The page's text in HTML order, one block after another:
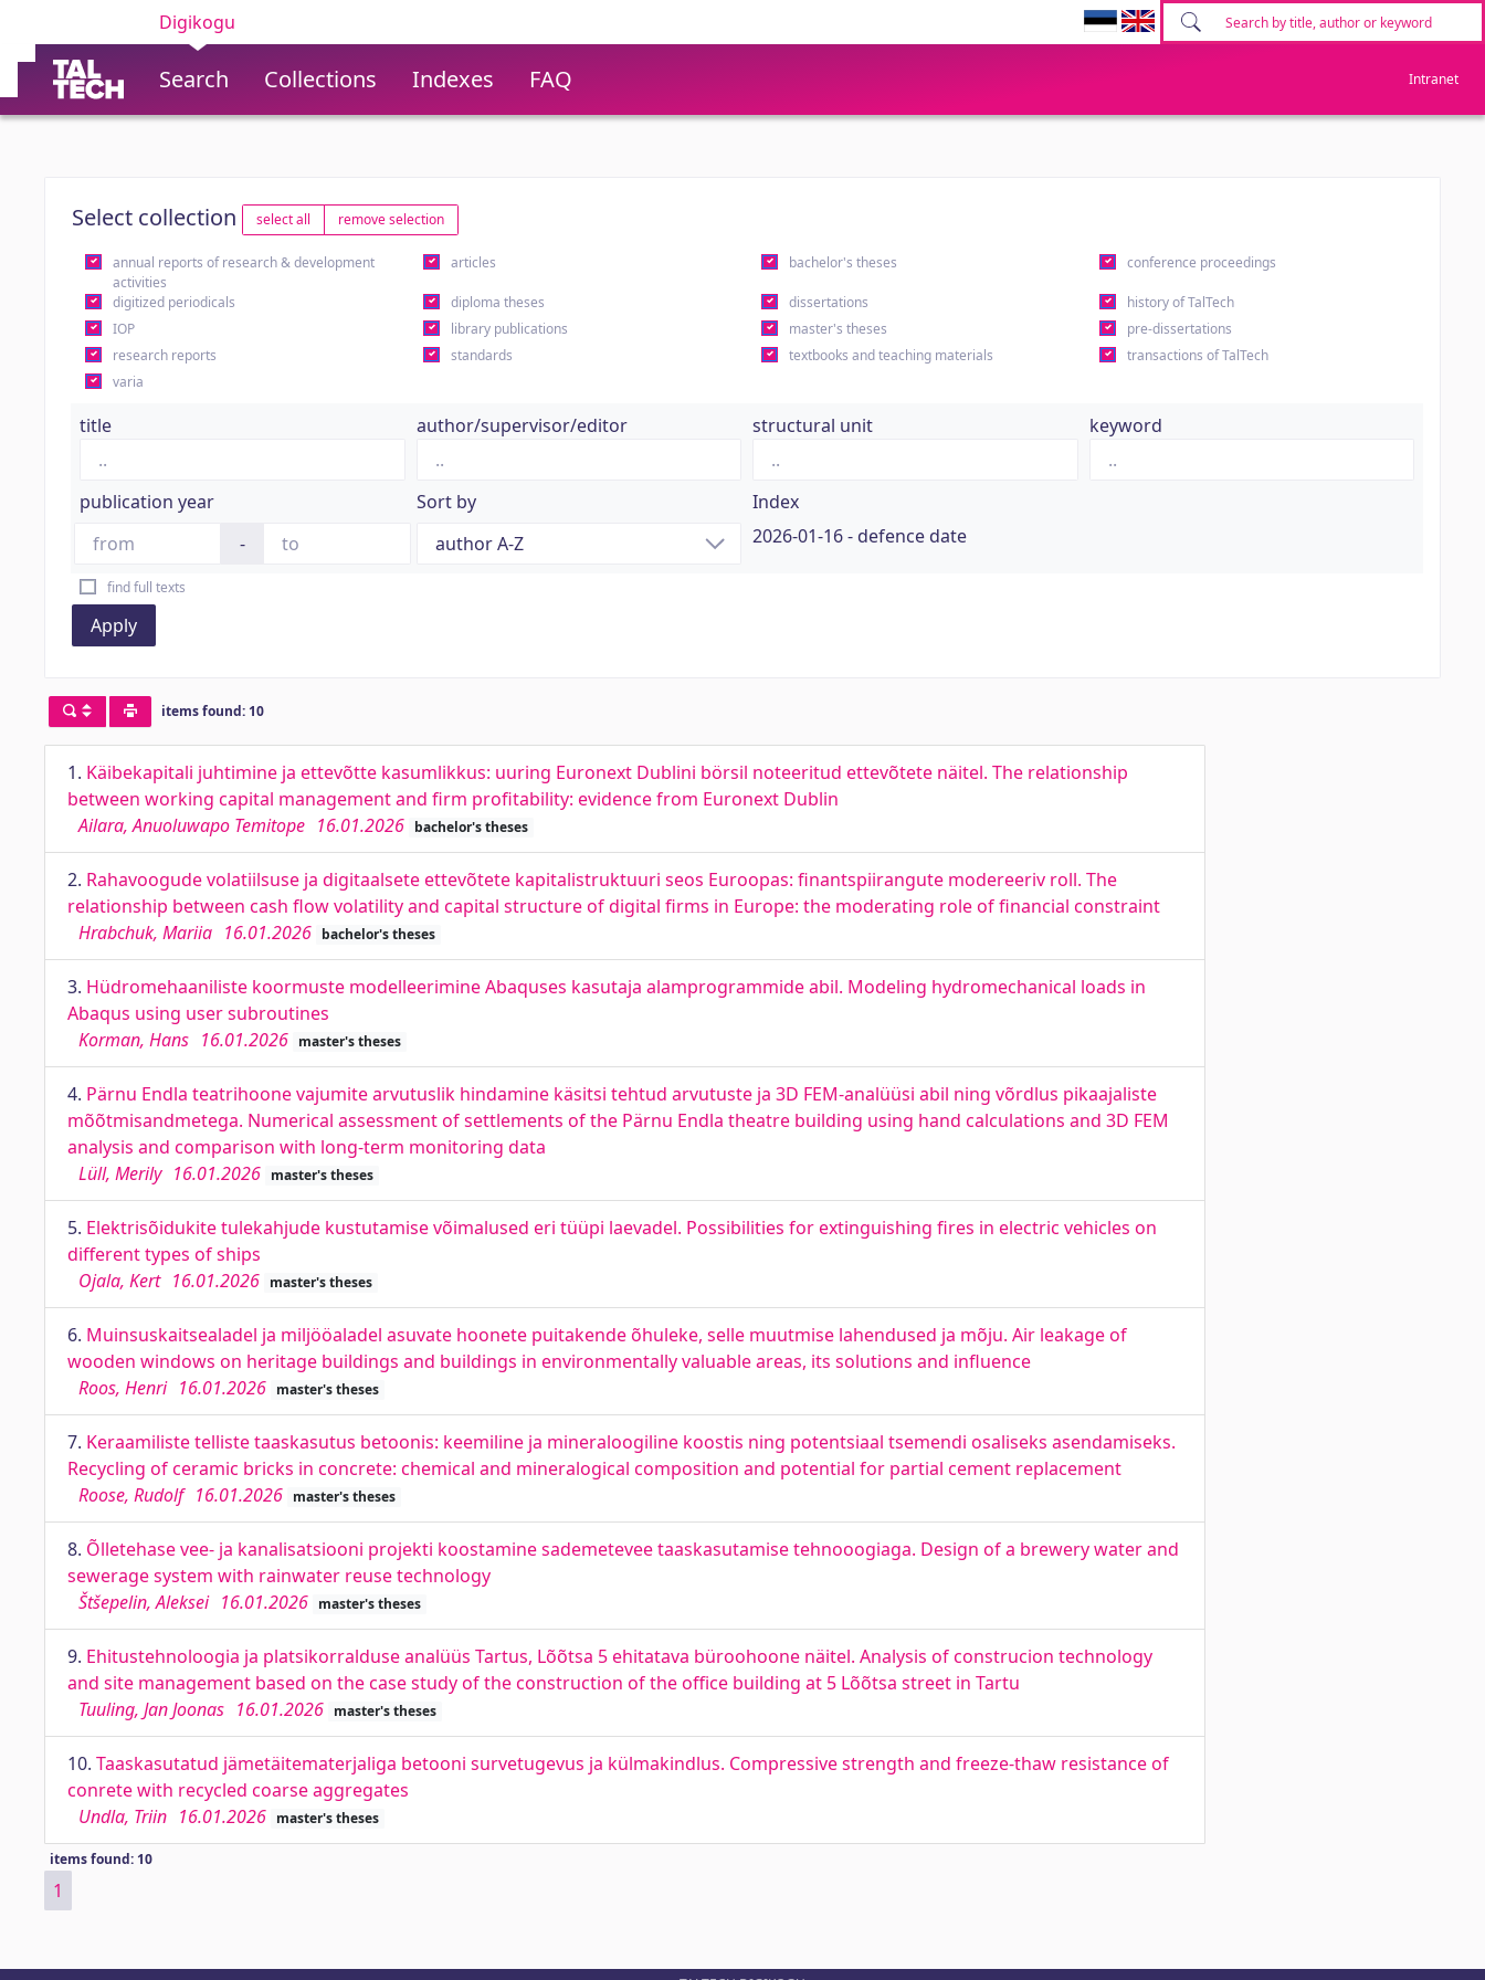
Digikogu
Search Collections Indexes FAQ Intranet
Select collection select all remove selection
annual reports of research & development
activities
articles bachelor's theses conference proceedings
digitized periodicals diploma theses dissertations
history of TalTech
IOP
library publications master's theses
pre-dissertations
research reports
standards textbooks and teaching materials
transactions of TalTech
varia
title author/supervisor/editor structural unit keyword
publication year
-
Sort by
Index
2026-01-16 - defence date
find full texts
Apply
items found: 10
1. Käibekapitali juhtimine ja ettevõtte kasumlikkus: uuring Euronext Dublini börsil noteeritud ettevõtete näitel. The relationship
between working capital management and firm profitability: evidence from Euronext Dublin
Ailara, Anuoluwapo Temitope 16.01.2026 bachelor's theses
2. Rahavoogude volatiilsuse ja digitaalsete ettevõtete kapitalistruktuuri seos Euroopas: finantspiirangute modereeriv roll. The
relationship between cash flow volatility and capital structure of digital firms in Europe: the moderating role of financial constraint
Hrabchuk, Mariia 16.01.2026 bachelor's theses
3. Hüdromehaaniliste koormuste modelleerimine Abaquses kasutaja alamprogrammide abil. Modeling hydromechanical loads in
Abaqus using user subroutines
Korman, Hans 16.01.2026 master's theses
4. Pärnu Endla teatrihoone vajumite arvutuslik hindamine käsitsi tehtud arvutuste ja 3D FEM-analüüsi abil ning võrdlus pikaajaliste
mõõtmisandmetega. Numerical assessment of settlements of the Pärnu Endla theatre building using hand calculations and 3D FEM
analysis and comparison with long-term monitoring data
Lüll, Merily 16.01.2026 master's theses
5. Elektrisõidukite tulekahjude kustutamise võimalused eri tüüpi laevadel. Possibilities for extinguishing fires in electric vehicles on
different types of ships
Ojala, Kert 16.01.2026 master's theses
6. Muinsuskaitsealadel ja miljööaladel asuvate hoonete puitakende õhuleke, selle muutmise lahendused ja mõju. Air leakage of
wooden windows on heritage buildings and buildings in environmentally valuable areas, its solutions and influence
Roos, Henri 16.01.2026 master's theses
7. Keraamiliste telliste taaskasutus betoonis: keemiline ja mineraloogiline koostis ning potentsiaal tsemendi osaliseks asendamiseks.
Recycling of ceramic bricks in concrete: chemical and mineralogical composition and potential for partial cement replacement
Roose, Rudolf 16.01.2026 master's theses
8. Õlletehase vee- ja kanalisatsiooni projekti koostamine sademetevee taaskasutamise tehnooogiaga. Design of a brewery water and
sewerage system with rainwater reuse technology
Štšepelin, Aleksei 16.01.2026 master's theses
9. Ehitustehnoloogia ja platsikorralduse analüüs Tartus, Lõõtsa 5 ehitatava büroohoone näitel. Analysis of construcion technology
and site management based on the case study of the construction of the office building at 5 Lõõtsa street in Tartu
Tuuling, Jan Joonas 16.01.2026 master's theses
10. Taaskasutatud jämetäitematerjaliga betooni survetugevus ja külmakindlus. Compressive strength and freeze-thaw resistance of
conrete with recycled coarse aggregates
Undla, Triin 16.01.2026 master's theses
items found: 10
1